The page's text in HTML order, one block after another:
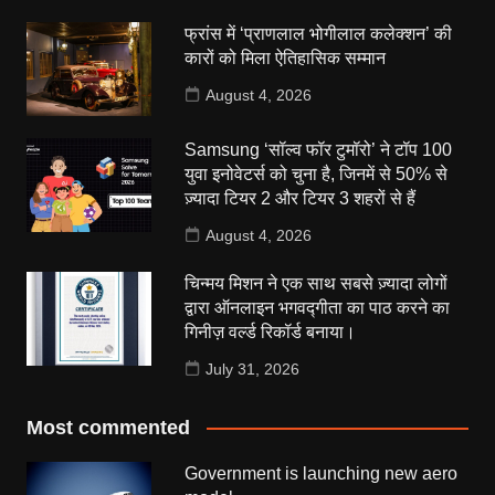
फ्रांस में ‘प्राणलाल भोगीलाल कलेक्शन’ की
कारों को मिला ऐतिहासिक सम्मान
August 4, 2026
Samsung ‘सॉल्व फॉर टुमॉरो’ ने टॉप 100
युवा इनोवेटर्स को चुना है, जिनमें से 50% से
ज़्यादा टियर 2 और टियर 3 शहरों से हैं
August 4, 2026
चिन्मय मिशन ने एक साथ सबसे ज़्यादा लोगों
द्वारा ऑनलाइन भगवद्गीता का पाठ करने का
गिनीज़ वर्ल्ड रिकॉर्ड बनाया।
July 31, 2026
Most commented
Government is launching new aero